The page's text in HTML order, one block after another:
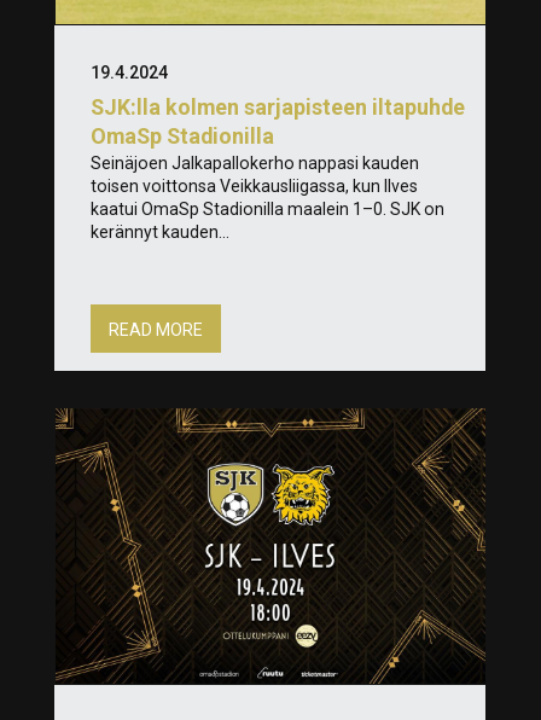
SJK:lla kolmen sarjapisteen iltapuhde
OmaSp Stadionilla
19.4.2024
Seinäjoen Jalkapallokerho nappasi kauden
toisen voittonsa Veikkausliigassa, kun Ilves
kaatui OmaSp Stadionilla maalein 1–0. SJK on
kerännyt kauden...
READ MORE